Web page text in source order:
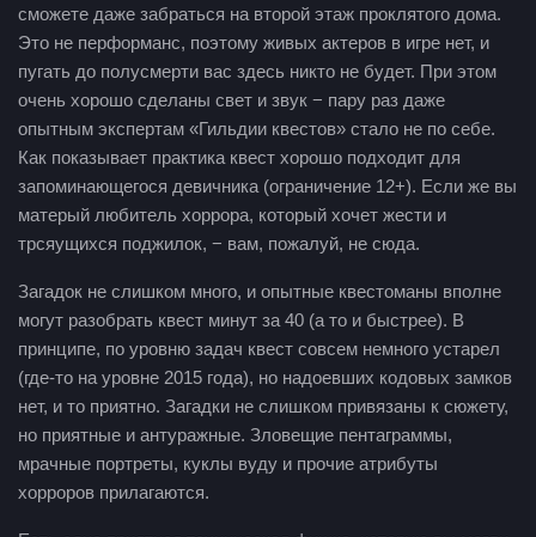
сможете даже забраться на второй этаж проклятого дома.
Это не перформанс, поэтому живых актеров в игре нет, и
пугать до полусмерти вас здесь никто не будет. При этом
очень хорошо сделаны свет и звук − пару раз даже
опытным экспертам «Гильдии квестов» стало не по себе.
Как показывает практика квест хорошо подходит для
запоминающегося девичника (ограничение 12+). Если же вы
матерый любитель хоррора, который хочет жести и
трсяущихся поджилок, − вам, пожалуй, не сюда.
Загадок не слишком много, и опытные квестоманы вполне
могут разобрать квест минут за 40 (а то и быстрее). В
принципе, по уровню задач квест совсем немного устарел
(где-то на уровне 2015 года), но надоевших кодовых замков
нет, и то приятно. Загадки не слишком привязаны к сюжету,
но приятные и антуражные. Зловещие пентаграммы,
мрачные портреты, куклы вуду и прочие атрибуты
хорроров прилагаются.